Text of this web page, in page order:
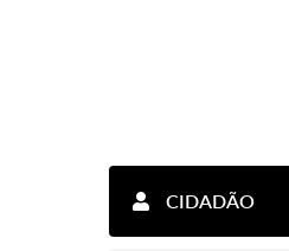
CIDADÃO